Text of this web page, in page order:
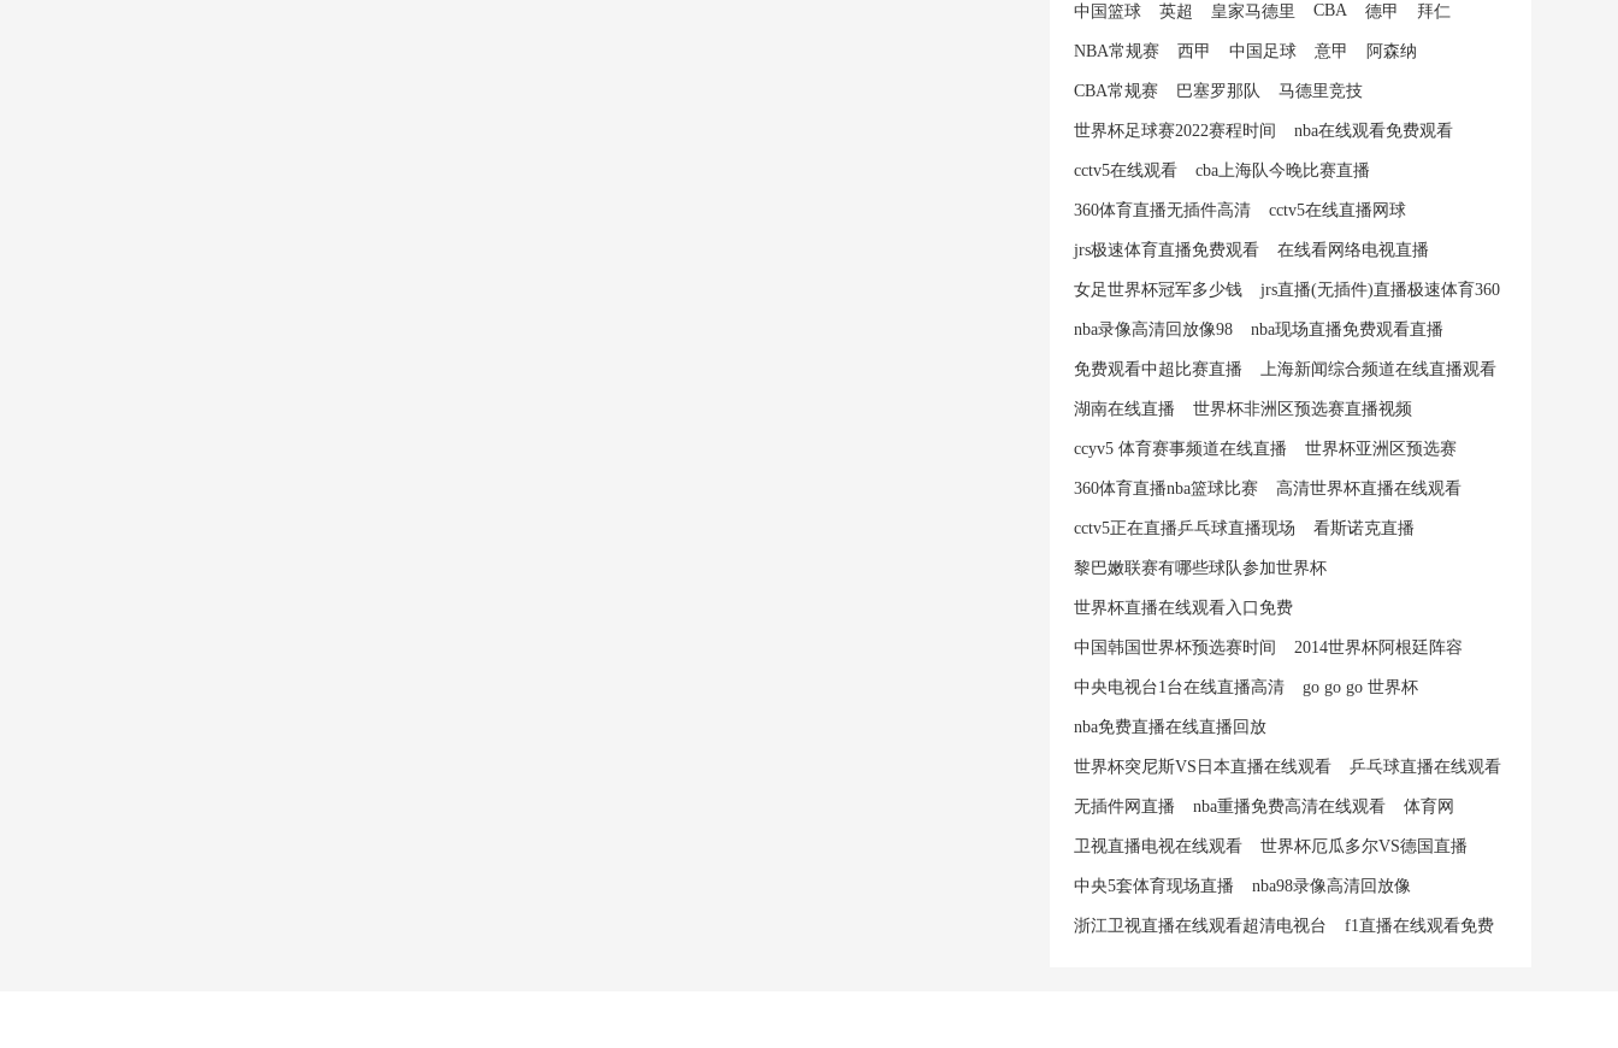
中国篮球 英超 皇家马德里 CBA 德甲 拜仁
NBA常规赛 西甲 中国足球 意甲 阿森纳
CBA常规赛 巴塞罗那队 马德里竞技
世界杯足球赛2022赛程时间 nba在线观看免费观看
cctv5在线观看 cba上海队今晚比赛直播
360体育直播无插件高清 cctv5在线直播网球
jrs极速体育直播免费观看 在线看网络电视直播
女足世界杯冠军多少钱 jrs直播(无插件)直播极速体育360
nba录像高清回放像98 nba现场直播免费观看直播
免费观看中超比赛直播 上海新闻综合频道在线直播观看
湖南在线直播 世界杯非洲区预选赛直播视频
ccyv5 体育赛事频道在线直播 世界杯亚洲区预选赛
360体育直播nba篮球比赛 高清世界杯直播在线观看
cctv5正在直播乒乓球直播现场 看斯诺克直播
黎巴嫩联赛有哪些球队参加世界杯
世界杯直播在线观看入口免费
中国韩国世界杯预选赛时间 2014世界杯阿根廷阵容
中央电视台1台在线直播高清 go go go 世界杯
nba免费直播在线直播回放
世界杯突尼斯VS日本直播在线观看 乒乓球直播在线观看
无插件网直播 nba重播免费高清在线观看 体育网
卫视直播电视在线观看 世界杯厄瓜多尔VS德国直播
中央5套体育现场直播 nba98录像高清回放像
浙江卫视直播在线观看超清电视台 f1直播在线观看免费